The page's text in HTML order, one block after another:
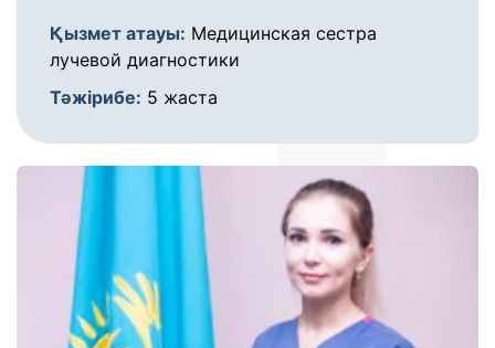
Қызмет атауы: Медицинская сестра
лучевой диагностики
Тәжірибе: 5 жаста